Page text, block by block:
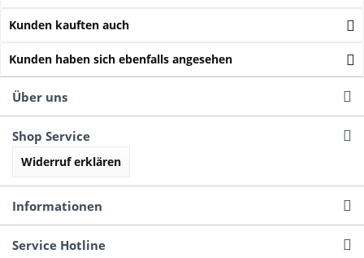
Kunden kauften auch
Kunden haben sich ebenfalls angesehen
Über uns
Shop Service
Widerruf erklären
Informationen
Service Hotline